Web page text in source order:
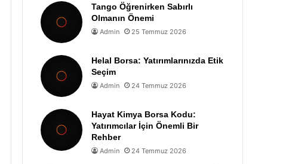
Tango Öğrenirken Sabırlı
Olmanın Önemi
Admin 25 Temmuz 2026
Helal Borsa: Yatırımlarınızda Etik
Seçim
Admin 24 Temmuz 2026
Hayat Kimya Borsa Kodu:
Yatırımcılar İçin Önemli Bir
Rehber
Admin 24 Temmuz 2026